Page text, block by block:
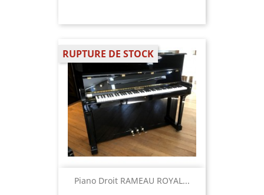
Piano Droit RAMEAU ROYAL...
RUPTURE DE STOCK